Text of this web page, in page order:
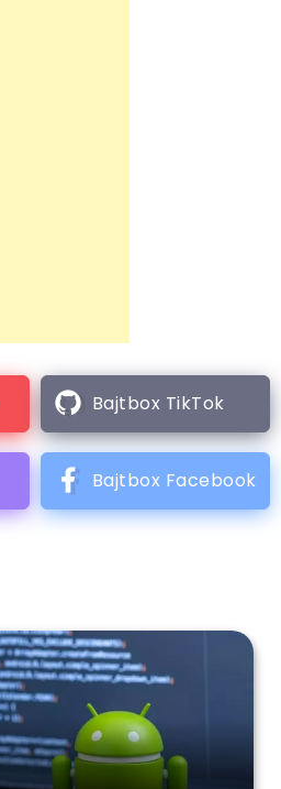
Bajtbox TikTok
Bajtbox Facebook